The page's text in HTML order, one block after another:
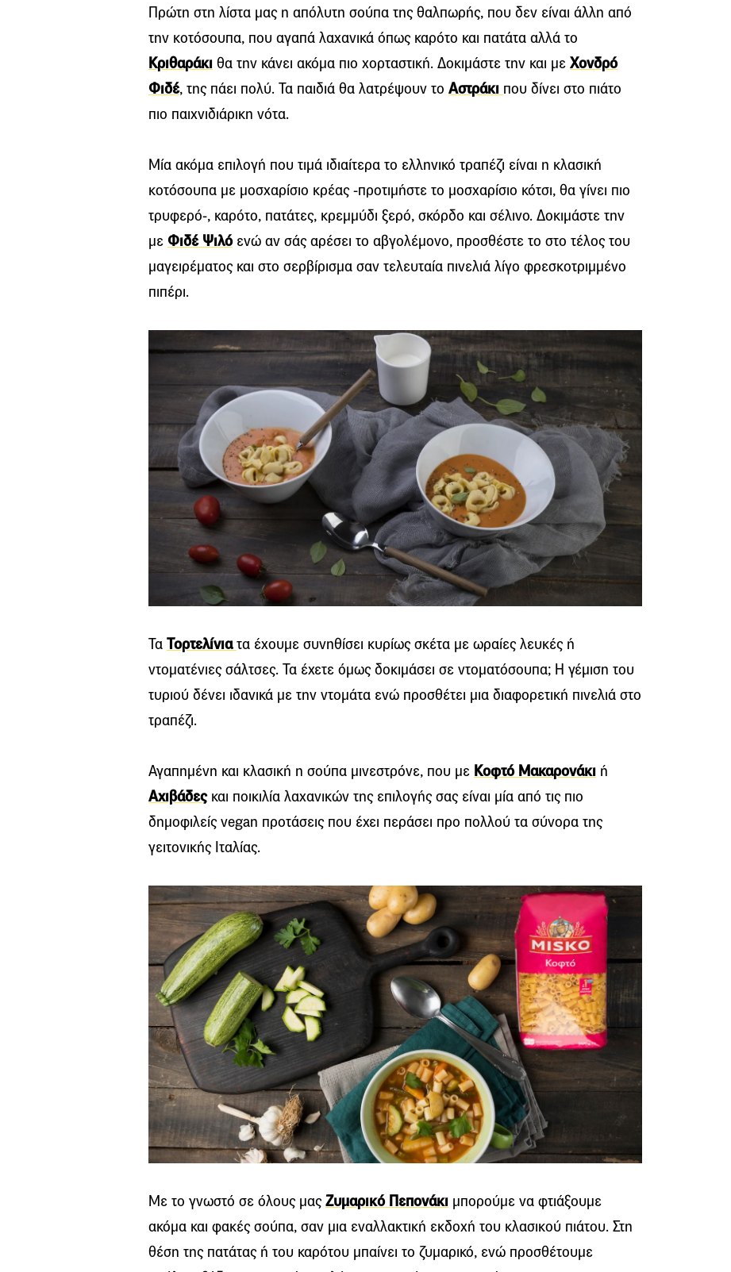
Πρώτη στη λίστα μας η απόλυτη σούπα της θαλπωρής, που δεν είναι άλλη από
την κοτόσουπα, που αγαπά λαχανικά όπως καρότο και πατάτα αλλά το
Κριθαράκι θα την κάνει ακόμα πιο χορταστική. Δοκιμάστε την και με Χονδρό
Φιδέ, της πάει πολύ. Τα παιδιά θα λατρέψουν το Αστράκι που δίνει στο πιάτο
πιο παιχνιδιάρικη νότα.
Μία ακόμα επιλογή που τιμά ιδιαίτερα το ελληνικό τραπέζι είναι η κλασική
κοτόσουπα με μοσχαρίσιο κρέας -προτιμήστε το μοσχαρίσιο κότσι, θα γίνει πιο
τρυφερό-, καρότο, πατάτες, κρεμμύδι ξερό, σκόρδο και σέλινο. Δοκιμάστε την
με Φιδέ Ψιλόενώ αν σάς αρέσει το αβγολέμονο, προσθέστε το στο τέλος του
μαγειρέματος και στο σερβίρισμα σαν τελευταία πινελιά λίγο φρεσκοτριμμένο
πιπέρι.
Τα Τορτελίνια τα έχουμε συνηθίσει κυρίως σκέτα με ωραίες λευκές ή
ντοματένιες σάλτσες. Τα έχετε όμως δοκιμάσει σε ντοματόσουπα; Η γέμιση του
τυριού δένει ιδανικά με την ντομάτα ενώ προσθέτει μια διαφορετική πινελιά στο
τραπέζι.
Αγαπημένη και κλασική η σούπα μινεστρόνε, που με Κοφτό Μακαρονάκι ή
Αχιβάδεςκαι ποικιλία λαχανικών της επιλογής σας είναι μία από τις πιο
δημοφιλείς vegan προτάσεις που έχει περάσει προ πολλού τα σύνορα της
γειτονικής Ιταλίας.
Με το γνωστό σε όλους μας Ζυμαρικό Πεπονάκι μπορούμε να φτιάξουμε
ακόμα και φακές σούπα, σαν μια εναλλακτική εκδοχή του κλασικού πιάτου. Στη
θέση της πατάτας ή του καρότου μπαίνει το ζυμαρικό, ενώ προσθέτουμε